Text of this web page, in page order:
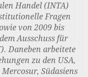
Handel (INTA)
Fragen
von 2009 bis
Ausschuss für
Daneben arbeitete
zu den USA,
Südasiens